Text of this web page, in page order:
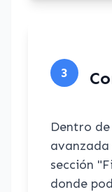
3
Dentro
sección
donde